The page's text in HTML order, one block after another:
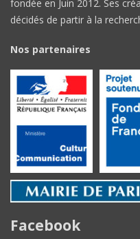
fondée en Juin 2012. Ses
décidés de partir à la
Nos partenaires
Facebook